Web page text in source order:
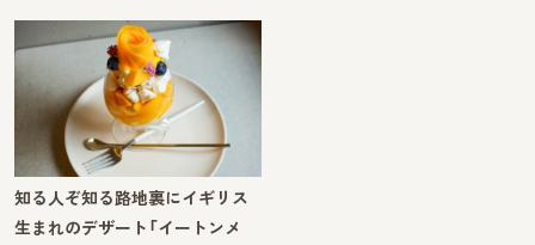
知る人ぞ知る路地裏にイギリス
生まれのデザート「イートンメ